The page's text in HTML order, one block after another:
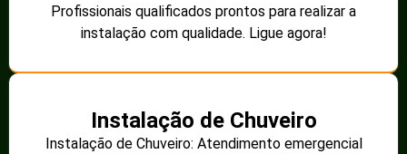
Profissionais qualificados prontos para realizar a
instalação com qualidade. Ligue agora!
Instalação de Chuveiro
Instalação de Chuveiro: Atendimento emergencial